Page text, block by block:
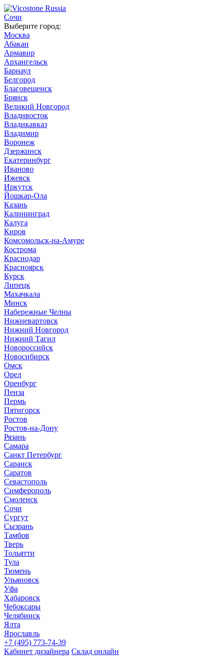
Сочи
Выберите город:
Москва
Абакан
Армавир
Архангельск
Барнаул
Белгород
Благовещенск
Брянск
Великий Новгород
Владивосток
Владикавказ
Владимир
Воронеж
Дзержинск
Екатеринбург
Иваново
Ижевск
Иркутск
Йошкар-Ола
Казань
Калининград
Калуга
Киров
Комсомольск-на-Амуре
Кострома
Краснодар
Красноярск
Курск
Липецк
Махачкала
Минск
Набережные Челны
Нижневартовск
Нижний Новгород
Нижний Тагил
Новороссийск
Новосибирск
Омск
Орел
Оренбург
Пенза
Пермь
Пятигорск
Ростов
Ростов-на-Дону
Рязань
Самара
Санкт Петербург
Саранск
Саратов
Севастополь
Симферополь
Смоленск
Сочи
Сургут
Сызрань
Тамбов
Тверь
Тольятти
Тула
Тюмень
Ульяновск
Уфа
Хабаровск
Чебоксары
Челябинск
Ялта
Ярославль
+7 (495) 773-74-39
Кабинет дизайнера Склад онлайн